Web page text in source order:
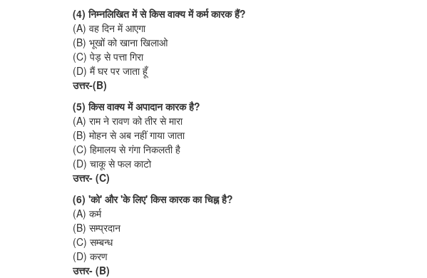
(4) निम्नलिखित में से किस वाक्य में कर्म कारक हैं?
(A) वह दिन में आएगा
(B) भूखों को खाना खिलाओ
(C) पेड़ से पत्ता गिरा
(D) मैं घर पर जाता हूँ
उत्तर-(B)
(5) किस वाक्य में अपादान कारक है?
(A) राम ने रावण को तीर से मारा
(B) मोहन से अब नहीं गाया जाता
(C) हिमालय से गंगा निकलती है
(D) चाकू से फल काटो
उत्तर- (C)
(6) 'को' और 'के लिए' किस कारक का चिह्न है?
(A) कर्म
(B) सम्प्रदान
(C) सम्बन्ध
(D) करण
उत्तर- (B)